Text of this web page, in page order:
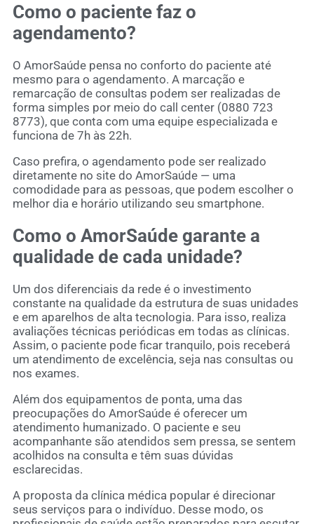
Como o paciente faz o
agendamento?
O AmorSaúde pensa no conforto do paciente até
mesmo para o agendamento. A marcação e
remarcação de consultas podem ser realizadas de
forma simples por meio do call center (0880 723
8773), que conta com uma equipe especializada e
funciona de 7h às 22h.
Caso prefira, o agendamento pode ser realizado
diretamente no site do AmorSaúde — uma
comodidade para as pessoas, que podem escolher o
melhor dia e horário utilizando seu smartphone.
Como o AmorSaúde garante a
qualidade de cada unidade?
Um dos diferenciais da rede é o investimento
constante na qualidade da estrutura de suas unidades
e em aparelhos de alta tecnologia. Para isso, realiza
avaliações técnicas periódicas em todas as clínicas.
Assim, o paciente pode ficar tranquilo, pois receberá
um atendimento de excelência, seja nas consultas ou
nos exames.
Além dos equipamentos de ponta, uma das
preocupações do AmorSaúde é oferecer um
atendimento humanizado. O paciente e seu
acompanhante são atendidos sem pressa, se sentem
acolhidos na consulta e têm suas dúvidas
esclarecidas.
A proposta da clínica médica popular é direcionar
seus serviços para o indivíduo. Desse modo, os